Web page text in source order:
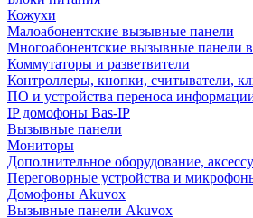
Кожухи
Малоабонентские вызывные панели
Многоабонентские вызывные панели
Коммутаторы и разветвители
Контроллеры, кнопки, считыватели,
ПО и устройства переноса
IP домофоны Bas-IP
Вызывные панели
Мониторы
Дополнительное оборудование,
Переговорные устройства и
Домофоны Akuvox
Вызывные панели Akuvox